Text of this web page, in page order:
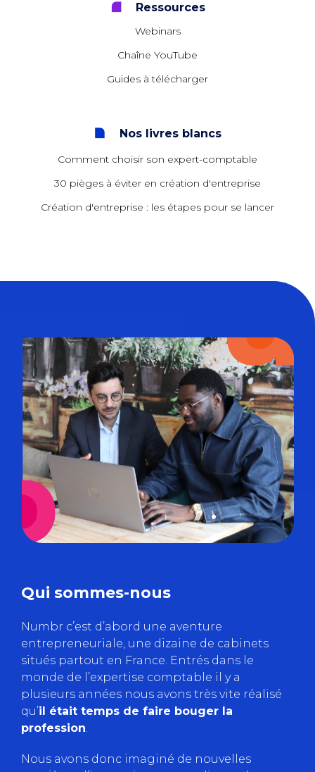
Ressources
Webinars
Chaîne YouTube
Guides à télécharger
Nos livres blancs
Comment choisir son expert-comptable
30 pièges à éviter en création d'entreprise
Création d'entreprise : les étapes pour se lancer
Qui sommes-nous
Numbr c’est d’abord une aventure
entrepreneuriale, une dizaine de cabinets
situés partout en France. Entrés dans le
monde de l’expertise comptable il y a
plusieurs années nous avons très vite réalisé
qu’il était temps de faire bouger la
profession.
Nous avons donc imaginé de nouvelles